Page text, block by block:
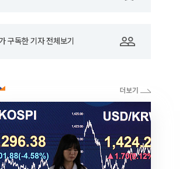
구독한 기자 전체보기